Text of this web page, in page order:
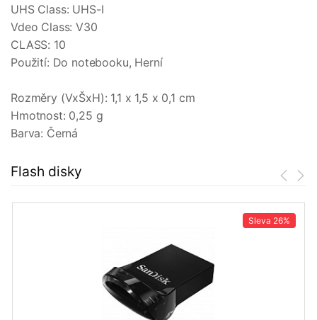
UHS Class: UHS-I
Vdeo Class: V30
CLASS: 10
Použití: Do notebooku, Herní
Rozměry (VxŠxH): 1,1 x 1,5 x 0,1 cm
Hmotnost: 0,25 g
Barva: Černá
Flash disky
Sleva 26%